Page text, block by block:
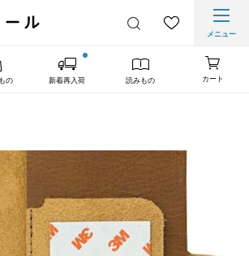
メニュー
の 新着再入荷 読みもの カート